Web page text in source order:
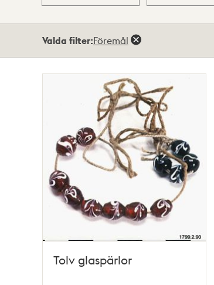
Valda filter:Föremål
Tolv glaspärlor